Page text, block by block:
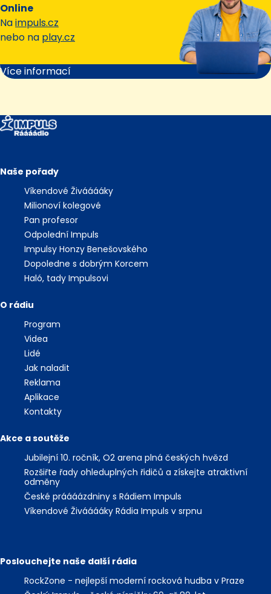
Online
Naimpuls.cz
nebo na play.cz
Více informací
Naše pořady
Víkendové Živááááky
Milionoví kolegové
Pan profesor
Odpolední Impuls
Impulsy Honzy Benešovského
Dopoledne s dobrým Korcem
Haló, tady Impulsovi
O rádiu
Program
Videa
Lidé
Jak naladit
Reklama
Aplikace
Kontakty
Akce a soutěže
Jubilejní 10. ročník, O2 arena plná českých hvězd
Rozšiřte řady ohleduplných řidičů a získejte atraktivní
odměny
České práááázdniny s Rádiem Impuls
Víkendové Živááááky Rádia Impuls v srpnu
Poslouchejte naše další rádia
RockZone - nejlepší moderní rocková hudba v Praze